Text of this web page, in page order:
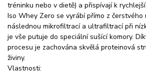
tréninku nebo v dietě) a přispívají k
Iso Whey Zero se vyrábí přímo z čerstvého
následnou mikrofiltrací a ultrafiltrací při
je vše putuje do speciální sušící komory.
procesu je zachována skvělá proteinová
živiny.
Vlastnosti: